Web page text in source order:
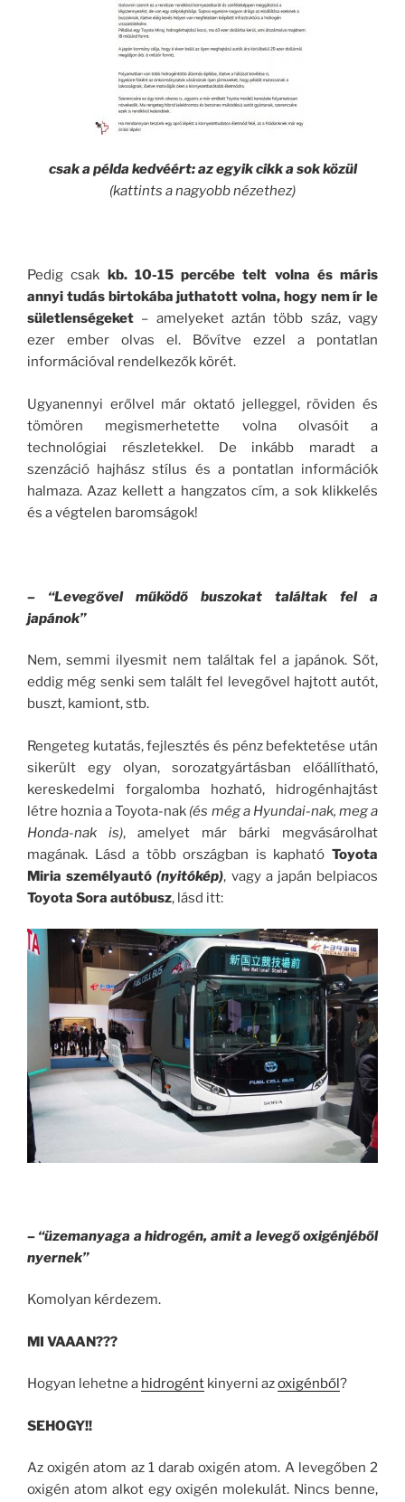
csak a példa kedvéért: az egyik cikk a sok közül
(kattints a nagyobb nézethez)
Pedig csak kb. 10-15 percébe telt volna és máris
annyi tudás birtokába juthatott volna, hogy nem ír le
sületlenségeket – amelyeket aztán több száz, vagy
ezer ember olvas el. Bővítve ezzel a pontatlan
információval rendelkezők körét.
Ugyanennyi erőlvel már oktató jelleggel, röviden és
tömören megismerhetette volna olvasóit a
technológiai részletekkel. De inkább maradt a
szenzáció hajhász stílus és a pontatlan információk
halmaza. Azaz kellett a hangzatos cím, a sok klikkelés
és a végtelen baromságok!
– “Levegővel működő buszokat találtak fel a
japánok”
Nem, semmi ilyesmit nem találtak fel a japánok. Sőt,
eddig még senki sem talált fel levegővel hajtott autót,
buszt, kamiont, stb.
Rengeteg kutatás, fejlesztés és pénz befektetése után
sikerült egy olyan, sorozatgyártásban előállítható,
kereskedelmi forgalomba hozható, hidrogénhajtást
létre hoznia a Toyota-nak (és még a Hyundai-nak, meg a
Honda-nak is), amelyet már bárki megvásárolhat
magának. Lásd a több országban is kapható Toyota
Miria személyautó(nyitókép), vagy a japán belpiacos
Toyota Sora autóbusz, lásd itt:
– “üzemanyaga a hidrogén, amit a levegő oxigénjéből
nyernek”
Komolyan kérdezem.
MI VAAAN???
Hogyan lehetne a hidrogént kinyerni azoxigénből?
SEHOGY!!
Az oxigén atom az 1 darab oxigén atom. A levegőben 2
oxigén atom alkot egy oxigén molekulát. Nincs benne,